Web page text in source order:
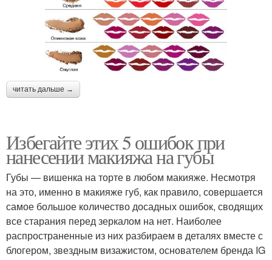
читать дальше →
Избегайте этих 5 ошибок при
нанесении макияжа на губы
Губы — вишенка на торте в любом макияже. Несмотря
на это, именно в макияже губ, как правило, совершается
самое большое количество досадных ошибок, сводящих
все старания перед зеркалом на нет. Наиболее
распространенные из них разбираем в деталях вместе с
блогером, звездным визажистом, основателем бренда IG